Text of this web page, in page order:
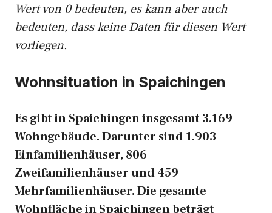
Wert von 0 bedeuten, es kann aber auch
bedeuten, dass keine Daten für diesen Wert
vorliegen.
Wohnsituation in Spaichingen
Es gibt in Spaichingen insgesamt 3.169
Wohngebäude. Darunter sind 1.903
Einfamilienhäuser, 806
Zweifamilienhäuser und 459
Mehrfamilienhäuser. Die gesamte
Wohnfläche in Spaichingen beträgt